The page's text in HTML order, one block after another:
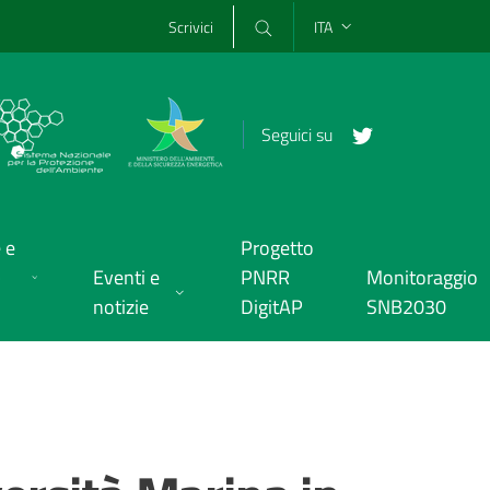
Scrivici ITA
Seguici su
e
Eventi e
notizie
Progetto
PNRR
DigitAP
Monitoraggio
SNB2030